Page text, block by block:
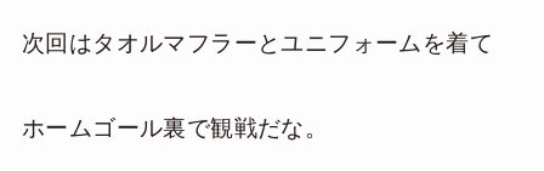
次回はタオルマフラーとユニフォームを着て
ホームゴール裏で観戦だな。